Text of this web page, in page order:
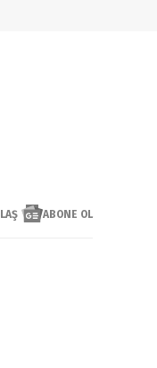
ABONE OL